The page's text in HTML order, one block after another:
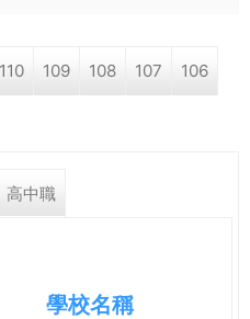
110 109 108 107 106
高中職
學校名稱